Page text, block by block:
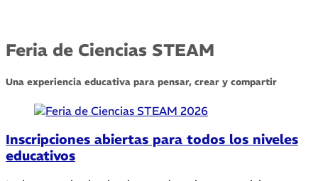
Feria de Ciencias STEAM
Una experiencia educativa para pensar, crear y compartir
Inscripciones abiertas para todos los niveles
educativos